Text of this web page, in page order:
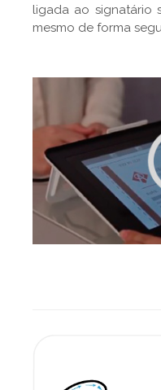
ligada ao signatário
mesmo de forma